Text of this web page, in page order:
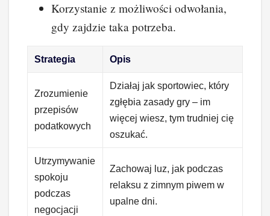
Korzystanie z możliwości odwołania,
gdy zajdzie taka potrzeba.
Strategia Opis
Zrozumienie
przepisów
podatkowych
Działaj jak sportowiec, który
zgłębia zasady gry – im
więcej wiesz, tym trudniej cię
oszukać.
Utrzymywanie
spokoju
podczas
negocjacji
Zachowaj luz, jak podczas
relaksu z zimnym piwem w
upalne dni.